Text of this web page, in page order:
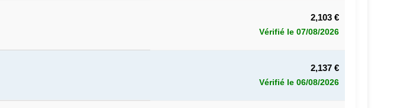
2,103 €
Vérifié le 07/08/2026
2,137 €
Vérifié le 06/08/2026